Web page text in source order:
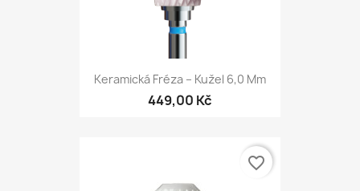
Keramická Fréza – Kužel 6,0 Mm
449,00 Kč
favorite_border